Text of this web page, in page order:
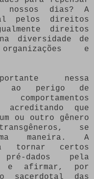
dias? A
pelos direitos
direitos
diversidade de
e
nessa
ao perigo de
acreditando que
ou outro gênero
se
maneira. A
tornar certos
pré-dados pela
e afirmar, por
sacerdotal das